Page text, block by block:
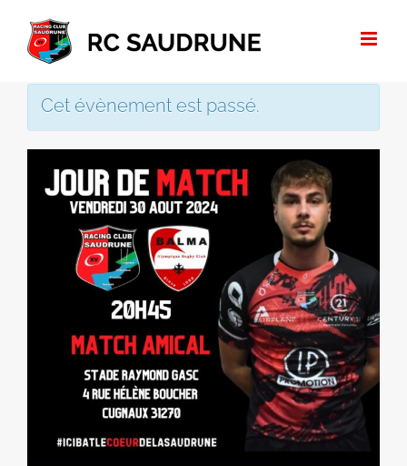
Passer
contenu
Cet évènement est passé.